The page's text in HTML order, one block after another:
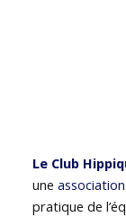
Le Club
uneassociation
pratique de